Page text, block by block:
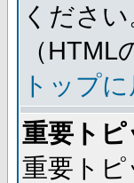
くださ
（
トップ
重要ト
重要ト